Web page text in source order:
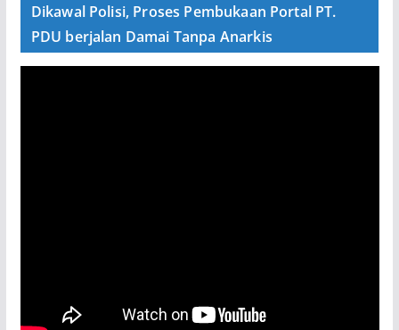
Dikawal Polisi, Proses Pembukaan Portal PT.
PDU berjalan Damai Tanpa Anarkis